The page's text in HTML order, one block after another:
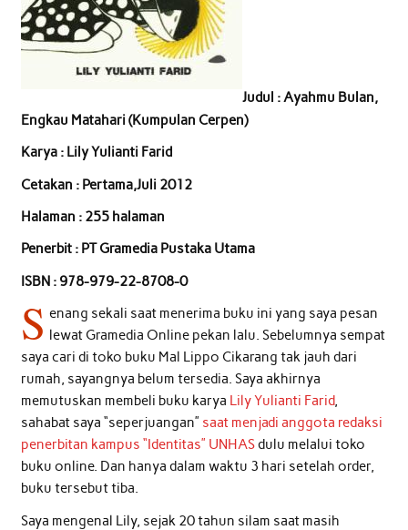
Judul : Ayahmu Bulan,
Engkau Matahari (Kumpulan Cerpen)
Karya : Lily Yulianti Farid
Cetakan : Pertama,Juli 2012
Halaman : 255 halaman
Penerbit : PT Gramedia Pustaka Utama
ISBN : 978-979-22-8708-0
S enang sekali saat menerima buku ini yang saya pesan
lewat Gramedia Online pekan lalu. Sebelumnya sempat
saya cari di toko buku Mal Lippo Cikarang tak jauh dari
rumah, sayangnya belum tersedia. Saya akhirnya
memutuskan membeli buku karya Lily Yulianti Farid,
sahabat saya “seperjuangan” saat menjadi anggota redaksi
penerbitan kampus “Identitas” UNHASdulu melalui toko
buku online. Dan hanya dalam waktu 3 hari setelah order,
buku tersebut tiba.
Saya mengenal Lily, sejak 20 tahun silam saat masih